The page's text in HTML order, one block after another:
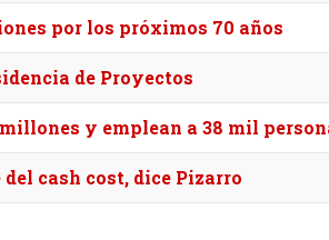
por los próximos 70 años
de Proyectos
y emplean a 38 mil
cash cost, dice Pizarro